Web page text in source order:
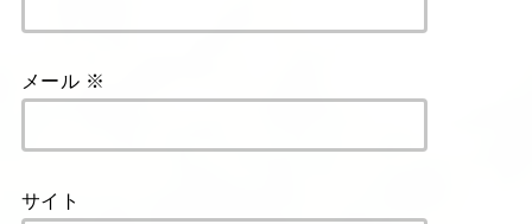
メール ※
サイト